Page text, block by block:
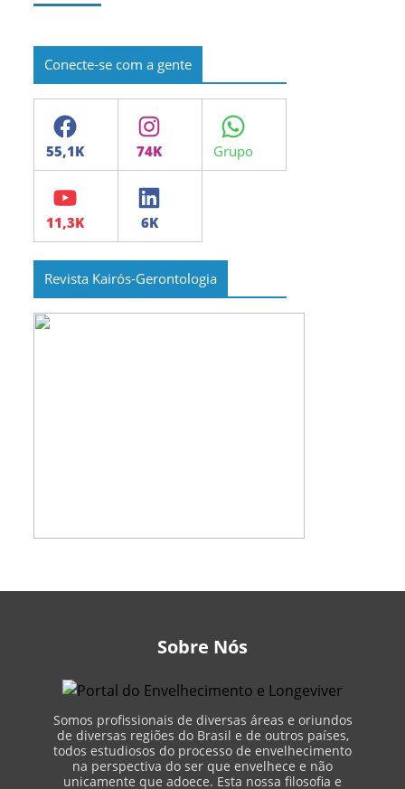
Conecte-se com a gente
Facebook Instagram WhatsApp
YouTube LinkedIn
Revista Kairós-Gerontologia
Sobre Nós
Somos profissionais de diversas áreas e oriundos
de diversas regiões do Brasil e de outros países,
todos estudiosos do processo de envelhecimento
na perspectiva do ser que envelhece e não
unicamente que adoece. Esta nossa filosofia e